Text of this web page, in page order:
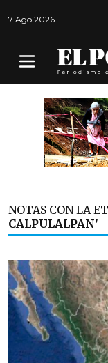
7 Ago 2026
NOTAS CON LA
CALPULALPAN'